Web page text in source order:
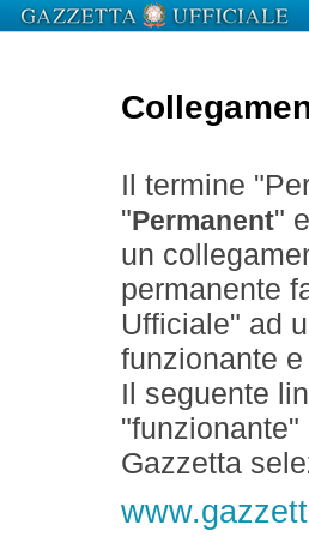
Il termine
" Permanent"
un
permanente
Ufficiale" ad
funzionante
Il seguente
Gazzetta